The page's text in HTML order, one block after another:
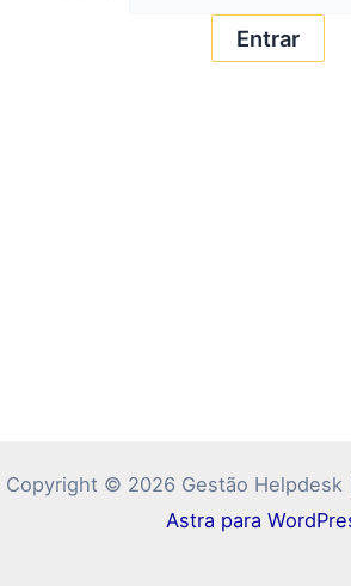
Copyright © 2026 Gestão Helpdesk
Astra para